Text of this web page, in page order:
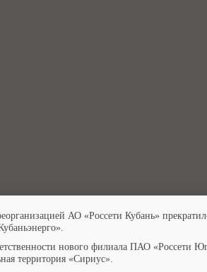
АО «Россети Кубань»
нового филиала ПАО «Россети
территория «Сириус».